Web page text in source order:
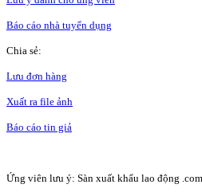
Báo cáo nhà tuyển dụng
Chia sẻ:
Lưu đơn hàng
Xuất ra file ảnh
Báo cáo tin giả
Ứng viên lưu ý: Sàn xuất khẩu lao động